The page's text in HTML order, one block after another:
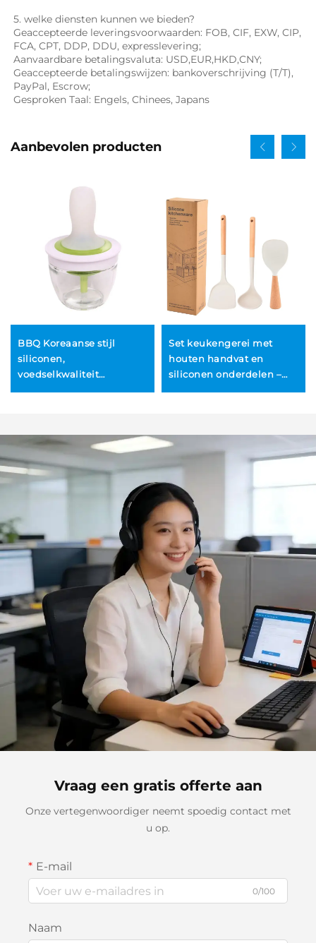
5. welke diensten kunnen we bieden?
Geaccepteerde leveringsvoorwaarden: FOB, CIF, EXW, CIP,
FCA, CPT, DDP, DDU, expresslevering;
Aanvaardbare betalingsvaluta: USD,EUR,HKD,CNY;
Geaccepteerde betalingswijzen: bankoverschrijving (T/T),
PayPal, Escrow;
Gesproken Taal: Engels, Chinees, Japans
Aanbevolen producten
BBQ Koreaanse stijl
siliconen,
voedselkwaliteit
olieborstel- en flesset met
de keuken
Set keukengerei met
houten handvat en
siliconen onderdelen –
niet-aanbakbare spatel,
vaatwasmachine- en
ovenbestendig,
duurzaam
Vraag een gratis offerte aan
Onze vertegenwoordiger neemt spoedig contact met
u op.
E-mail
0/100
Naam